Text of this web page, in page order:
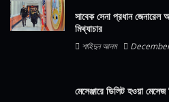
সাবেক সেনা প্রধান
মিথ্যাচার
শাহিদুন আলম
মেসেঞ্জারে ডিলিট হওয়া